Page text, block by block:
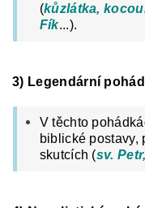
(kůzlátka,
Fík...).
3) Legendární
V těchto
biblické postavy,
skutcích (sv.